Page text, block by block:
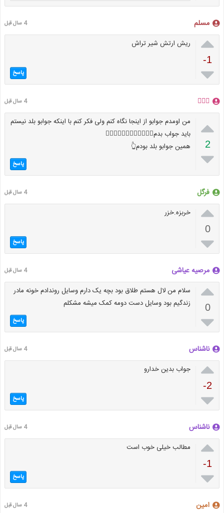
مسلم 4 سال قبل

-1

ریش ارتش شیر تراش
پاسخ
🙋🏻‍♀️ 4 سال قبل

2

من اومدم جوابو از اینجا نگاه کنم ولی فکر کنم با اینکه جوابو بلد نیستم
باید جواب بدم🙎🏻‍♀️🙍🏻‍♀️🤷🏻‍♀️🤦🏻‍♀️
همین جوابو بلد بودم👆
پاسخ
فرگل 4 سال قبل

0

خربزه.خزر
پاسخ
مرصیه عیاشی 4 سال قبل

0

سلام من لال هستم طلاق بود بچه یک دارم وسایل روندادم خونه مادر
زندگیم بود وسایل دست دومه کمک میشه مشکلم
پاسخ
ناشناس 4 سال قبل

-2

جواب بدین خدارو
پاسخ
ناشناس 4 سال قبل

-1

مطالب خیلی خوب است
پاسخ
امین 4 سال قبل